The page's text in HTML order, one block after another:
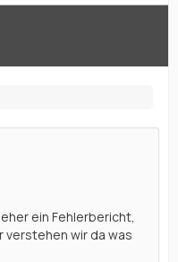
ein Fehlerbericht,
verstehen wir da was